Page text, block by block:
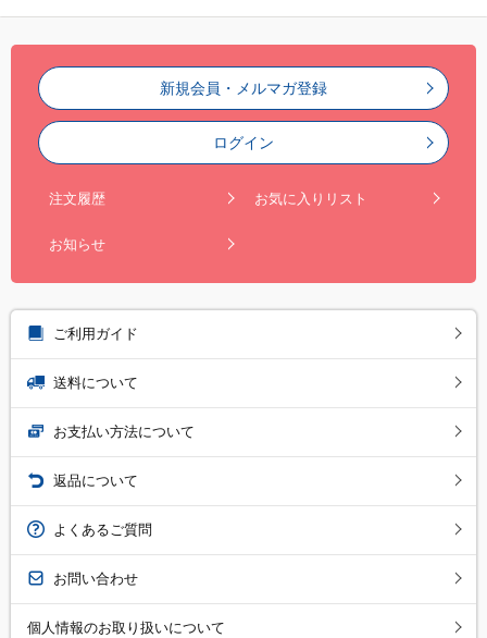
新規会員・メルマガ登録
ログイン
注文履歴 お気に入りリスト
お知らせ
ご利用ガイド
送料について
お支払い方法について
返品について
よくあるご質問
お問い合わせ
個人情報のお取り扱いについて